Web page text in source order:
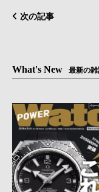
次の記事
What's New 最新の